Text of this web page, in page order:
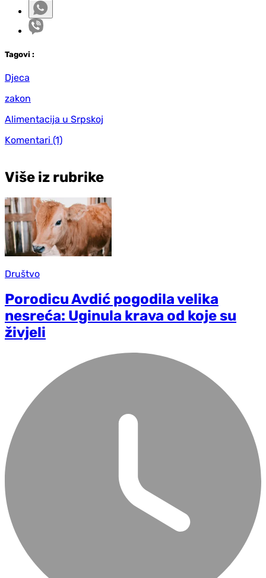
Tagovi :
Djeca
zakon
Alimentacija u Srpskoj
Komentari (1)
Više iz rubrike
Društvo
Porodicu Avdić pogodila velika
nesreća: Uginula krava od koje su
živjeli